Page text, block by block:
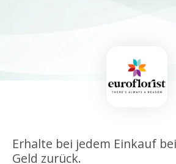
Erhalte bei jedem Einkauf
Geld zurück.